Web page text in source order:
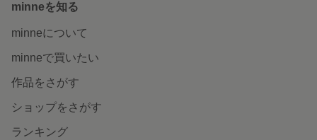
minneを知る
minneについて
minneで買いたい
作品をさがす
ショップをさがす
ランキング